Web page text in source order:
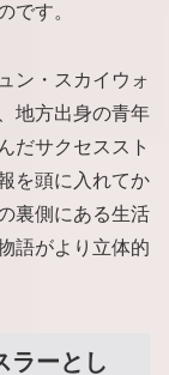
です。
ン・スカイウォ
地方出身の青年
だサクセススト
を頭に入れてか
裏側にある生活
語がより立体的
ラーとし